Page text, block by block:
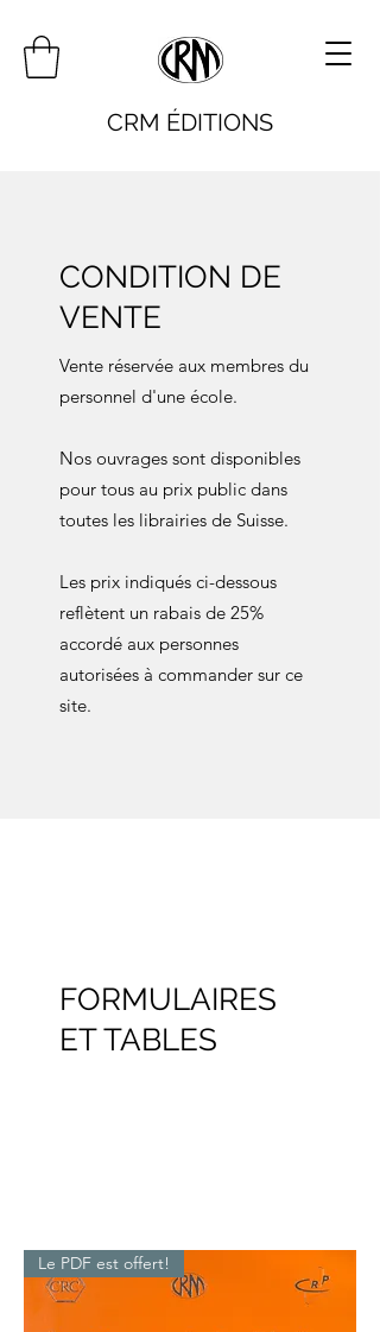
CRM ÉDITIONS
CONDITION DE
VENTE
Vente réservée aux membres du
personnel d'une école.
Nos ouvrages sont disponibles
pour tous au prix public dans
toutes les librairies de Suisse.
Les prix indiqués ci-dessous
reflètent un rabais de 25%
accordé aux personnes
autorisées à commander sur ce
site.
FORMULAIRES
ET TABLES
Le PDF est offert!